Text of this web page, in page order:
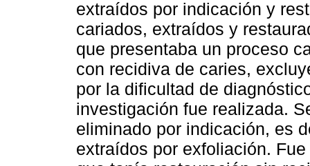
extraídos por indicación y
cariados, extraídos y
que presentaba un proceso
con recidiva de caries,
por la dificultad de
investigación fue realizada.
eliminado por indicación, es
extraídos por exfoliación.